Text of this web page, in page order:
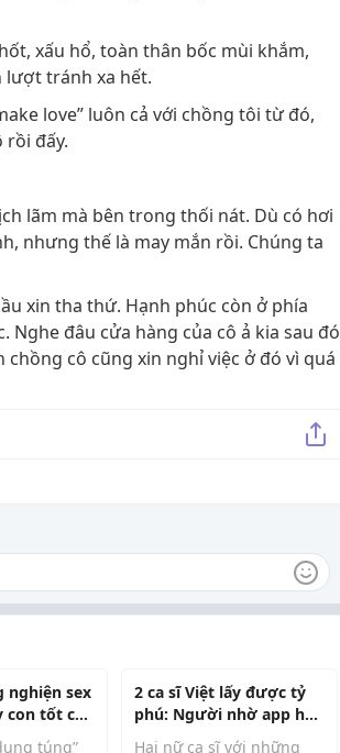
xấu hổ, toàn thân bốc mùi khắm,
lượt tránh xa hết.
love” luôn cả với chồng tôi từ đó,
rồi đấy.
lãm mà bên trong thối nát. Dù có hơi
nhưng thế là may mắn rồi. Chúng ta
xin tha thứ. Hạnh phúc còn ở phía
đâu cửa hàng của cô ả kia sau đó
cô cũng xin nghỉ việc ở đó vì quá
nghiện sex
con tốt chị
túng”
2 ca sĩ Việt lấy được tỷ
phú: Người nhờ app hẹn
hò, người gặp ở hàng ăn
Hai nữ ca sĩ với những